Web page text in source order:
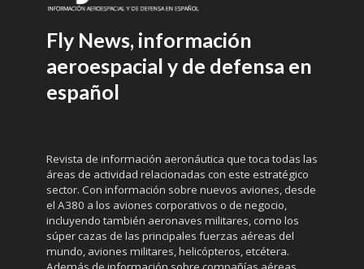
Fly News, información
aeroespacial y de defensa en
español
Revista de información aeronáutica que toca todas las
áreas de actividad relacionadas con este estratégico
sector. Con información sobre nuevos aviones, desde
el A380 a los aviones corporativos o de negocio,
incluyendo también aeronaves militares, como los
súper cazas de las principales fuerzas aéreas del
mundo, aviones militares, helicópteros, etcétera.